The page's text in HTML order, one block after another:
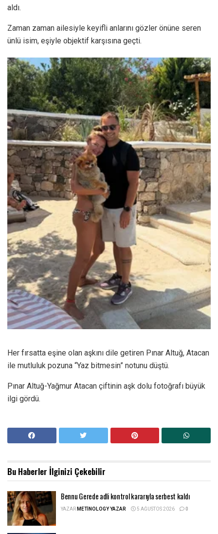
aldı.
Zaman zaman ailesiyle keyifli anlarını gözler önüne seren
ünlü isim, eşiyle objektif karşısına geçti.
Her fırsatta eşine olan aşkını dile getiren Pınar Altuğ, Atacan
ile mutluluk pozuna “Yaz bitmesin” notunu düştü.
Pınar Altuğ-Yağmur Atacan çiftinin aşk dolu fotoğrafı büyük
ilgi gördü.
Bu Haberler İlginizi Çekebilir
Bennu Gerede adli kontrol kararıyla serbest kaldı
YAZARMETINOLOGY YAZAR 5 AĞUSTOS 2026 0